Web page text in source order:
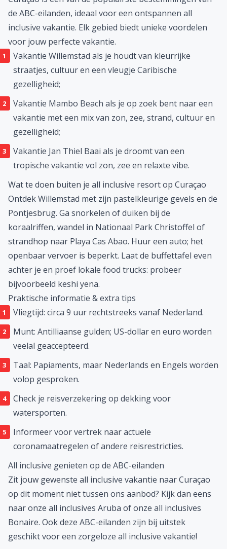
de ABC-eilanden, ideaal voor een ontspannen all
inclusive vakantie. Elk gebied biedt unieke voordelen
voor jouw perfecte vakantie.
Vakantie Willemstad als je houdt van kleurrijke
straatjes, cultuur en een vleugje Caribische
gezelligheid;
Vakantie Mambo Beach als je op zoek bent naar een
vakantie met een mix van zon, zee, strand, cultuur en
gezelligheid;
Vakantie Jan Thiel Baai als je droomt van een
tropische vakantie vol zon, zee en relaxte vibe.
Wat te doen buiten je all inclusive resort op Curaçao
Ontdek Willemstad met zijn pastelkleurige gevels en de
Pontjesbrug. Ga snorkelen of duiken bij de
koraalriffen, wandel in Nationaal Park Christoffel of
strandhop naar Playa Cas Abao. Huur een auto; het
openbaar vervoer is beperkt. Laat de buffettafel even
achter je en proef lokale food trucks: probeer
bijvoorbeeld keshi yena.
Praktische informatie & extra tips
Vliegtijd: circa 9 uur rechtstreeks vanaf Nederland.
Munt: Antilliaanse gulden; US-dollar en euro worden
veelal geaccepteerd.
Taal: Papiaments, maar Nederlands en Engels worden
volop gesproken.
Check je reisverzekering op dekking voor
watersporten.
Informeer voor vertrek naar actuele
coronamaatregelen of andere reis­restricties.
All inclusive genieten op de ABC-eilanden
Zit jouw gewenste all inclusive vakantie naar Curaçao
op dit moment niet tussen ons aanbod? Kijk dan eens
naar onze all inclusives Aruba of onze all inclusives
Bonaire. Ook deze ABC-eilanden zijn bij uitstek
geschikt voor een zorgeloze all inclusive vakantie!